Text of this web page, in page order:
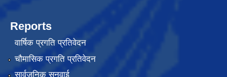
Reports
वार्षिक प्रगति प्रतिवेदन
चौमासिक प्रगति प्रतिवेदन
सार्वजनिक सुनुवाई